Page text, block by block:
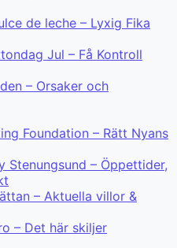
de leche – Lyxig Fika
Jul – Få Kontroll
– Orsaker och
Foundation – Rätt Nyans
Stenungsund – Öppettider,
– Aktuella villor &
– Det här skiljer